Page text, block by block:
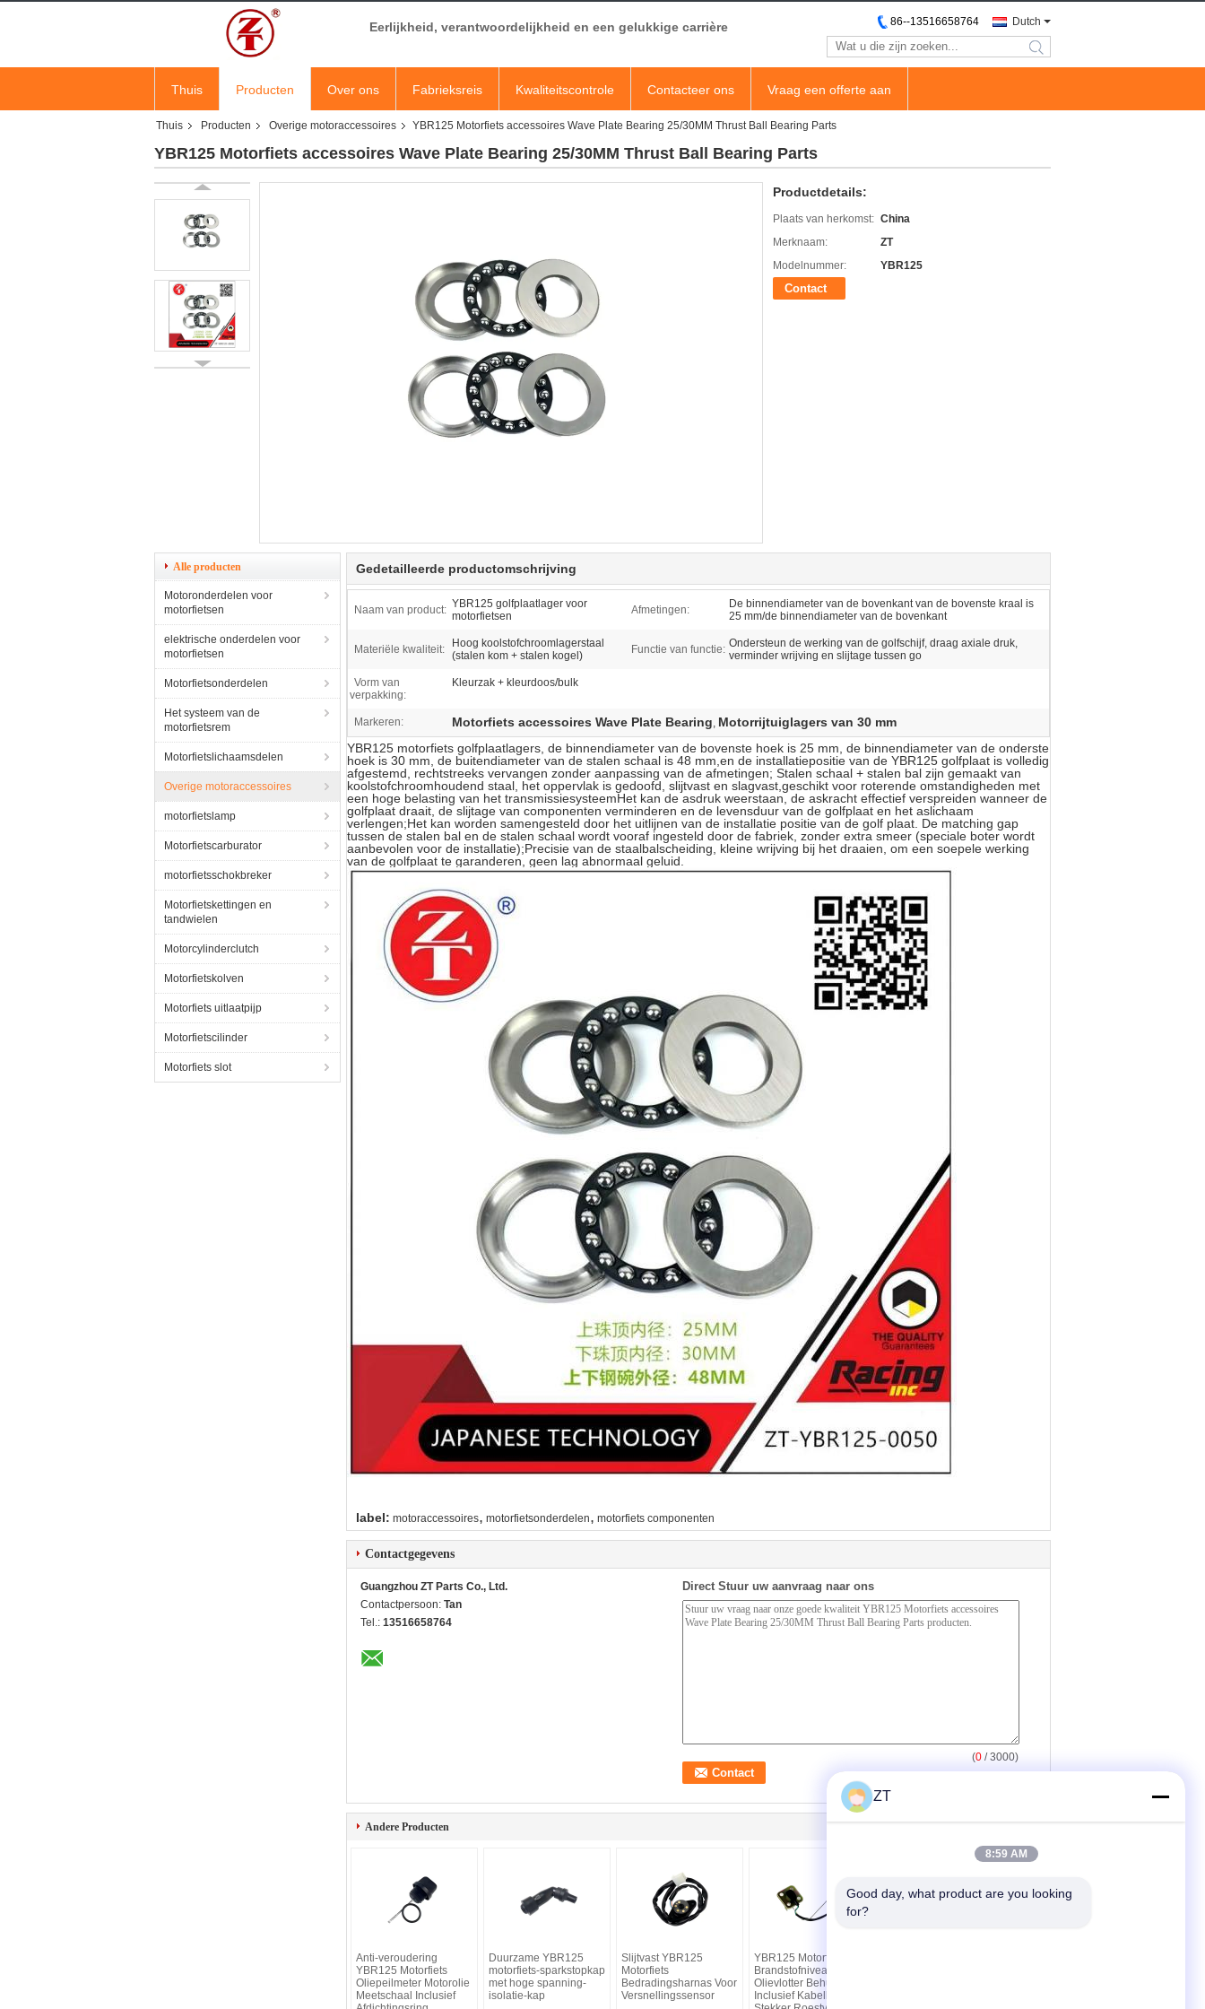
Eerlijkheid, verantwoordelijkheid en een gelukkige carrière Dutch
86--13516658764
search
Thuis Producten Over ons Fabrieksreis Kwaliteitscontrole Contacteer ons Vraag een offerte aan
Thuis Producten Overige motoraccessoires YBR125 Motorfiets accessoires Wave Plate Bearing 25/30MM Thrust Ball Bearing Parts
YBR125 Motorfiets accessoires Wave Plate Bearing 25/30MM Thrust Ball Bearing Parts
Productdetails:
Plaats van herkomst: China
Merknaam:
ZT
Modelnummer:
YBR125
Contact
Alle producten
Motoronderdelen voor
motorfietsen
elektrische onderdelen voor
motorfietsen
Motorfietsonderdelen
Het systeem van de
motorfietsrem
Motorfietslichaamsdelen
Overige motoraccessoires
motorfietslamp
Motorfietscarburator
motorfietsschokbreker
Motorfietskettingen en
tandwielen
Motorcylinderclutch
Motorfietskolven
Motorfiets uitlaatpijp
Motorfietscilinder
Motorfiets slot
Gedetailleerde productomschrijving
Naam van product: YBR125 golfplaatlager voor
motorfietsen
Afmetingen:
De binnendiameter van de bovenkant van de bovenste kraal is
25 mm/de binnendiameter van de bovenkant
Materiële kwaliteit:
Hoog koolstofchroomlagerstaal
(stalen kom + stalen kogel)
Functie van functie: Ondersteun de werking van de golfschijf, draag axiale druk,
verminder wrijving en slijtage tussen go
Vorm van
verpakking:
Kleurzak + kleurdoos/bulk
Markeren: Motorfiets accessoires Wave Plate Bearing, Motorrijtuiglagers van 30 mm
YBR125 motorfiets golfplaatlagers, de binnendiameter van de bovenste hoek is 25 mm, de binnendiameter van de onderste
hoek is 30 mm, de buitendiameter van de stalen schaal is 48 mm,en de installatiepositie van de YBR125 golfplaat is volledig
afgestemd, rechtstreeks vervangen zonder aanpassing van de afmetingen; Stalen schaal + stalen bal zijn gemaakt van
koolstofchroomhoudend staal, het oppervlak is gedoofd, slijtvast en slagvast,geschikt voor roterende omstandigheden met
een hoge belasting van het transmissiesysteemHet kan de asdruk weerstaan, de askracht effectief verspreiden wanneer de
golfplaat draait, de slijtage van componenten verminderen en de levensduur van de golfplaat en het aslichaam
verlengen;Het kan worden samengesteld door het uitlijnen van de installatie positie van de golf plaat. De matching gap
tussen de stalen bal en de stalen schaal wordt vooraf ingesteld door de fabriek, zonder extra smeer (speciale boter wordt
aanbevolen voor de installatie);Precisie van de staalbalscheiding, kleine wrijving bij het draaien, om een soepele werking
van de golfplaat te garanderen, geen lag abnormaal geluid.
label: motoraccessoires, motorfietsonderdelen, motorfiets componenten
Contactgegevens
Guangzhou ZT Parts Co., Ltd.
Contactpersoon: Tan
Tel.: 13516658764
Direct Stuur uw aanvraag naar ons
(0 / 3000)
Andere Producten
Anti-veroudering
YBR125 Motorfiets
Oliepeilmeter Motorolie
Meetschaal Inclusief
Duurzame YBR125
motorfiets-sparkstopkap
met hoge spanning-
isolatie-kap
Slijtvast YBR125
Motorfiets
Bedradingsharnas Voor
Versnellingssensor
YBR125 Motorfiets
Brandstofniveausensor
Olievlotter Behuizing
Inclusief Kabelboom
ZT
8:59 AM
Good day, what product are you looking
for?